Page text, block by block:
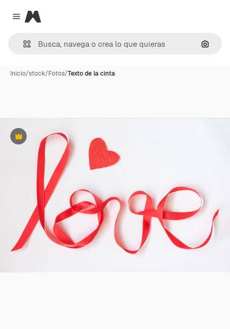
Close menu
Magnific
Inicio/stock/Fotos/Texto de la cinta
Premium